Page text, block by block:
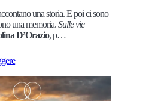
una storia. E poi ci sono
una memoria.Sulle vie
D’Orazio, p…